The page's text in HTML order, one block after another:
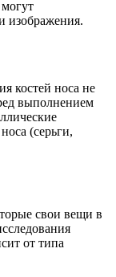
изображения.
костей носа не
выполнением
(серьги,
свои вещи в
от типа